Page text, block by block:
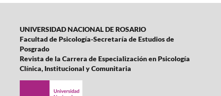
UNIVERSIDAD NACIONAL DE ROSARIO
Facultad de Psicología-Secretaría de Estudios de
Posgrado
Revista de la Carrera de Especialización en Psicología
Clínica, Institucional y Comunitaria